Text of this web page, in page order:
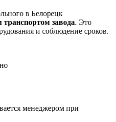
в Белорецк
завода. Это
и соблюдение сроков.
менеджером при